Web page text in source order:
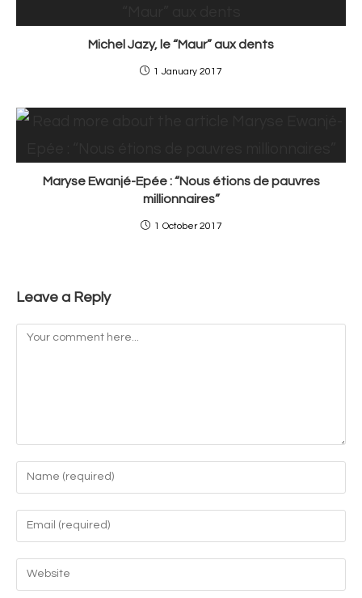
Michel Jazy, le “Maur” aux dents
1 January 2017
Maryse Ewanjé-Epée : “Nous étions de pauvres
millionnaires”
1 October 2017
Leave a Reply
Comment
your
name
comment
your
email
address
your